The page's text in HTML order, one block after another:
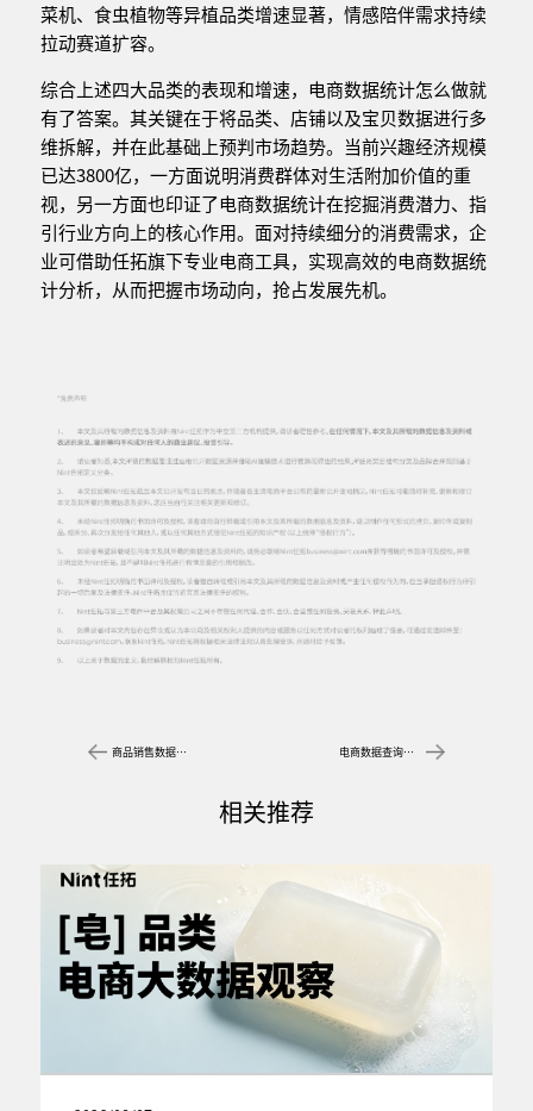
菜机、食虫植物等异植品类增速显著，情感陪伴需求持续
拉动赛道扩容。
综合上述四大品类的表现和增速，电商数据统计怎么做就
有了答案。其关键在于将品类、店铺以及宝贝数据进行多
维拆解，并在此基础上预判市场趋势。当前兴趣经济规模
已达3800亿，一方面说明消费群体对生活附加价值的重
视，另一方面也印证了电商数据统计在挖掘消费潜力、指
引行业方向上的核心作用。面对持续细分的消费需求，企
业可借助任拓旗下专业电商工具，实现高效的电商数据统
计分析，从而把握市场动向，抢占发展先机。
商品销售数据解码2026保健品研发方向 电商数据查询平台，解锁数字零售增长新密码
相关推荐